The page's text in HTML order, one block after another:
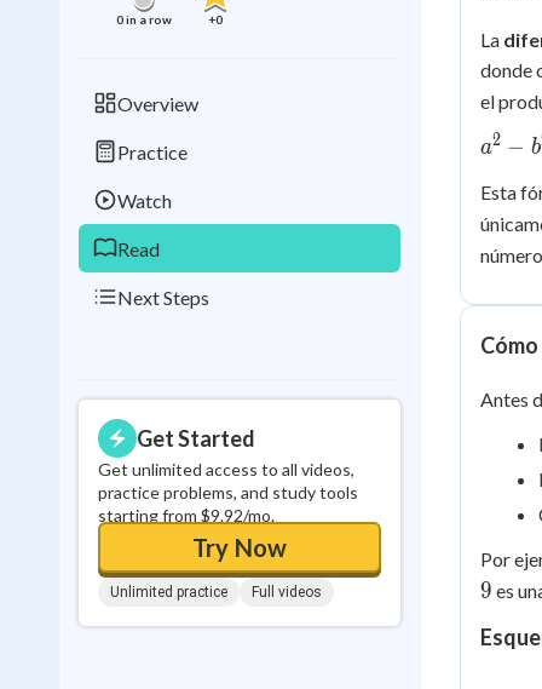
0in a row +0
Overview
Practice
Watch
Read
Next Steps
Get Started
Get unlimited access to all videos,
practice problems, and study tools
starting from $9.92/mo.
Try Now
Unlimited practice Full videos
Best
La
donde
el
a^2 -
=
(a+b)
(a-b)
a2 − b
Esta
Antes
Por
9 es